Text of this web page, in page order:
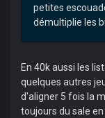
petites
démultiplie les
En 40k aussi les
quelques autres
d'aligner 5 fois la
toujours du sale